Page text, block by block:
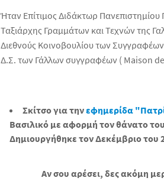
Ήταν Επίτιμος Διδάκτωρ
Ταξιάρχης Γραμμάτων και Τεχνών της
Διεθνούς Κοινοβουλίου των
Δ.Σ. των Γάλλων συγγραφέων ( Maison
Σκίτσο για τηνεφημερίδα
Βασιλικό με αφορμή τον θάνατο
Δημιουργήθηκε τον Δεκέμβριο του
Αν σου αρέσει, δες ακόμη